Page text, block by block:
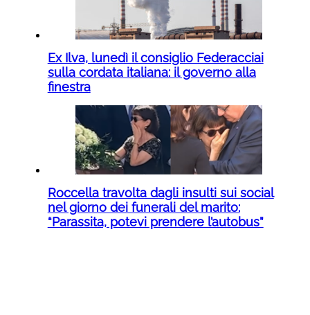
Ex Ilva, lunedì il consiglio Federacciai
sulla cordata italiana: il governo alla
finestra
Roccella travolta dagli insulti sui social
nel giorno dei funerali del marito:
“Parassita, potevi prendere l’autobus”